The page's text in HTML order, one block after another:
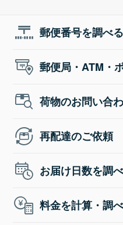
郵便番号を調べる
郵便局・ATM・
荷物のお問い合
再配達のご依頼
お届け日数を調
料金を計算・調